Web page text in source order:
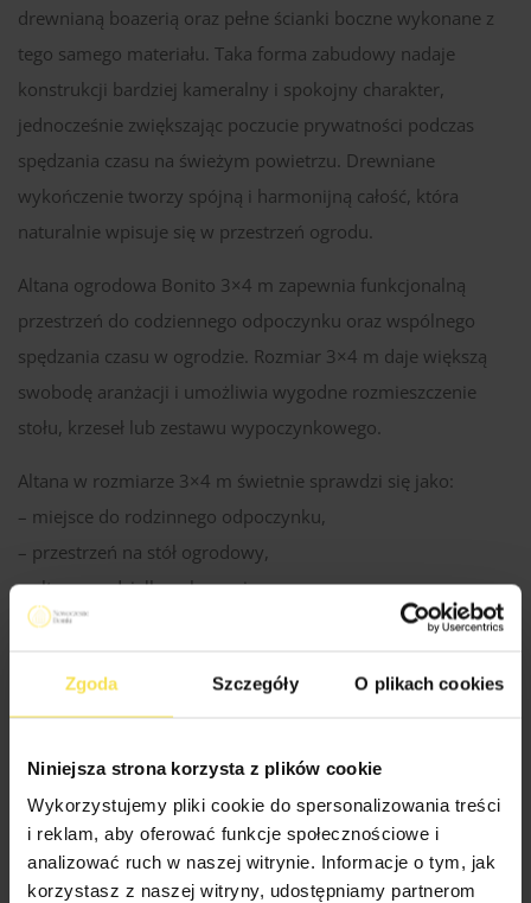
Zgoda Szczegóły O plikach cookies
Niniejsza strona korzysta z plików cookie
Wykorzystujemy pliki cookie do spersonalizowania treści
i reklam, aby oferować funkcje społecznościowe i
analizować ruch w naszej witrynie. Informacje o tym, jak
korzystasz z naszej witryny, udostępniamy partnerom
drewnianą boazerią oraz pełne ścianki boczne wykonane z
tego samego materiału. Taka forma zabudowy nadaje
konstrukcji bardziej kameralny i spokojny charakter,
jednocześnie zwiększając poczucie prywatności podczas
spędzania czasu na świeżym powietrzu. Drewniane
wykończenie tworzy spójną i harmonijną całość, która
naturalnie wpisuje się w przestrzeń ogrodu.
Altana ogrodowa Bonito 3×4 m zapewnia funkcjonalną
przestrzeń do codziennego odpoczynku oraz wspólnego
spędzania czasu w ogrodzie. Rozmiar 3×4 m daje większą
swobodę aranżacji i umożliwia wygodne rozmieszczenie
stołu, krzeseł lub zestawu wypoczynkowego.
Altana w rozmiarze 3×4 m świetnie sprawdzi się jako:
– miejsce do rodzinnego odpoczynku,
– przestrzeń na stół ogrodowy,
– altana na działkę rekreacyjną,
– praktyczne zadaszenie do codziennego użytkowania.
Zabudowana forma modelu Bonito sprawia, że altana
estetycznie porządkuje przestrzeń ogrodu i harmonijnie
Specyfikacja Techniczna Altan